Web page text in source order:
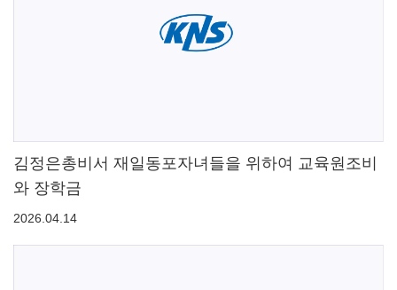
김정은총비서 재일동포자녀들을 위하여 교육원조비
와 장학금
2026.04.14